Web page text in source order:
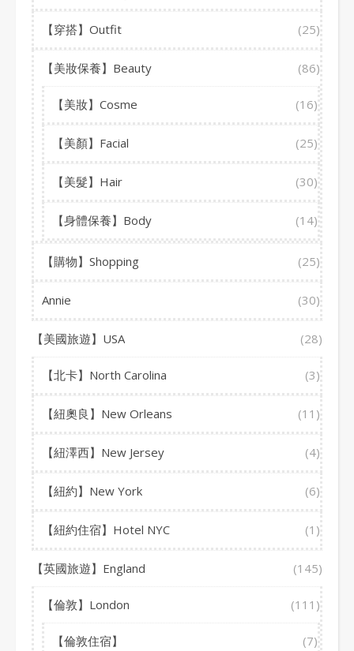
【穿搭】Outfit (25)
【美妝保養】Beauty (86)
【美妝】Cosme (16)
【美顏】Facial (25)
【美髮】Hair (30)
【身體保養】Body (14)
【購物】Shopping (25)
Annie (30)
【美國旅遊】USA (28)
【北卡】North Carolina (3)
【紐奧良】New Orleans (11)
【紐澤西】New Jersey (4)
【紐約】New York (6)
【紐約住宿】Hotel NYC (1)
【英國旅遊】England (145)
【倫敦】London (111)
【倫敦住宿】 (7)